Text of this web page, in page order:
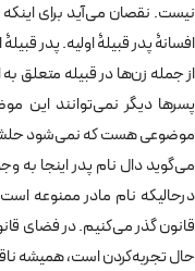
نیست. نقصان می‌آید برای
افسانۀ پدر قبیلۀ اولیه. پدر
از جمله زن‌ها در قبیله متعلق
پسرها دیگر نمی‌توانند این
موضوعی هست که نمی‌شود حلش
می‌گوید دال نام پدر اینجا به
درحالیکه نام مادر ممنوعه
قانون گذر می‌کنیم. در فضای
حال تجربه‌کردن است، همیشه